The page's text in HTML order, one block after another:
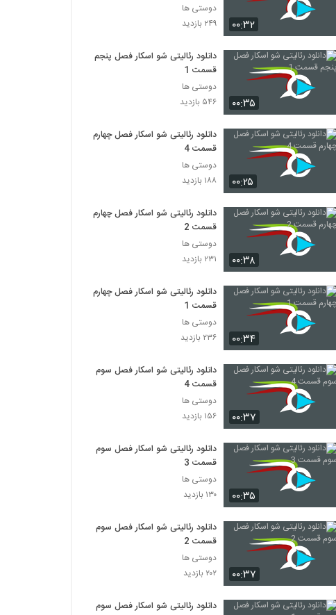
۰۰:۳۲
دوستی ها
۲۴۹ بازدید
۰۰:۳۵
دانلود رئالیتی شو اسکار فصل پنجم
قسمت 1
دوستی ها
۵۴۶ بازدید
۰۰:۲۵
دانلود رئالیتی شو اسکار فصل چهارم
قسمت 4
دوستی ها
۱۸۸ بازدید
۰۰:۳۸
دانلود رئالیتی شو اسکار فصل چهارم
قسمت 2
دوستی ها
۲۳۱ بازدید
۰۰:۳۴
دانلود رئالیتی شو اسکار فصل چهارم
قسمت 1
دوستی ها
۲۳۶ بازدید
۰۰:۳۷
دانلود رئالیتی شو اسکار فصل سوم
قسمت 4
دوستی ها
۱۵۶ بازدید
۰۰:۳۵
دانلود رئالیتی شو اسکار فصل سوم
قسمت 3
دوستی ها
۱۳۰ بازدید
۰۰:۳۷
دانلود رئالیتی شو اسکار فصل سوم
قسمت 2
دوستی ها
۲۰۲ بازدید
دانلود رئالیتی شو اسکار فصل سوم